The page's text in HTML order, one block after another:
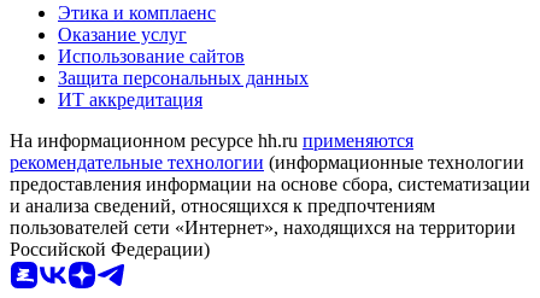
Этика и комплаенс
Оказание услуг
Использование сайтов
Защита персональных данных
ИТ аккредитация
На информационном ресурсе hh.ru применяются
рекомендательные технологии (информационные технологии
предоставления информации на основе сбора, систематизации
и анализа сведений, относящихся к предпочтениям
пользователей сети «Интернет», находящихся на территории
Российской Федерации)